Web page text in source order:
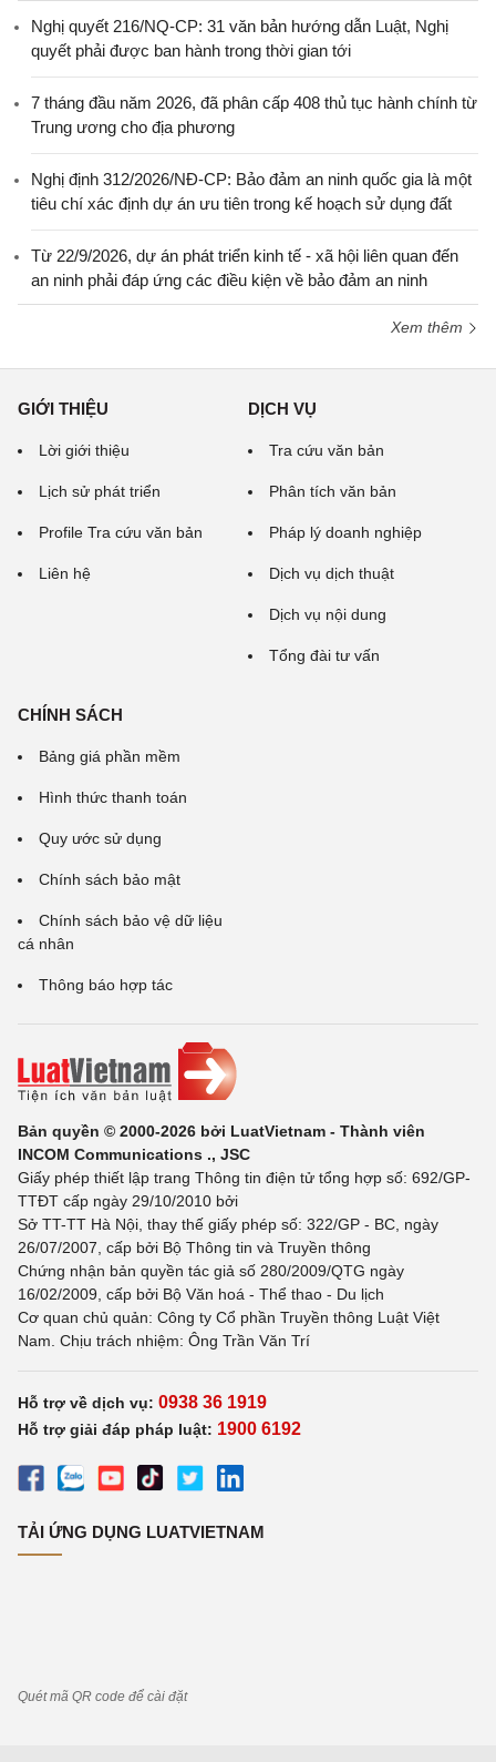
Nghị quyết 216/NQ-CP: 31 văn bản hướng dẫn Luật, Nghị
quyết phải được ban hành trong thời gian tới
7 tháng đầu năm 2026, đã phân cấp 408 thủ tục hành chính từ
Trung ương cho địa phương
Nghị định 312/2026/NĐ-CP: Bảo đảm an ninh quốc gia là một
tiêu chí xác định dự án ưu tiên trong kế hoạch sử dụng đất
Từ 22/9/2026, dự án phát triển kinh tế - xã hội liên quan đến
an ninh phải đáp ứng các điều kiện về bảo đảm an ninh
Xem thêm
GIỚI THIỆU
Lời giới thiệu
Lịch sử phát triển
Profile Tra cứu văn bản
Liên hệ
DỊCH VỤ
Tra cứu văn bản
Phân tích văn bản
Pháp lý doanh nghiệp
Dịch vụ dịch thuật
Dịch vụ nội dung
Tổng đài tư vấn
CHÍNH SÁCH
Bảng giá phần mềm
Hình thức thanh toán
Quy ước sử dụng
Chính sách bảo mật
Chính sách bảo vệ dữ liệu
cá nhân
Thông báo hợp tác
Bản quyền © 2000-2026 bởi LuatVietnam - Thành viên
INCOM Communications ., JSC
Giấy phép thiết lập trang Thông tin điện tử tổng hợp số: 692/GP-
TTĐT cấp ngày 29/10/2010 bởi
Sở TT-TT Hà Nội, thay thế giấy phép số: 322/GP - BC, ngày
26/07/2007, cấp bởi Bộ Thông tin và Truyền thông
Chứng nhận bản quyền tác giả số 280/2009/QTG ngày
16/02/2009, cấp bởi Bộ Văn hoá - Thể thao - Du lịch
Cơ quan chủ quản: Công ty Cổ phần Truyền thông Luật Việt
Nam. Chịu trách nhiệm: Ông Trần Văn Trí
Hỗ trợ về dịch vụ: 0938 36 1919
Hỗ trợ giải đáp pháp luật: 1900 6192
TẢI ỨNG DỤNG LUATVIETNAM
Quét mã QR code để cài đặt